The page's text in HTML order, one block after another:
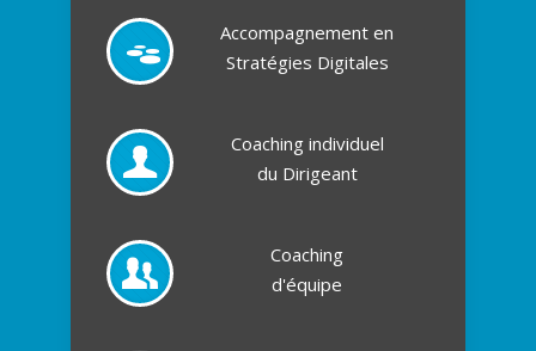
Accompagnement en
Stratégies Digitales
Coaching individuel
du Dirigeant
Coaching
d'équipe